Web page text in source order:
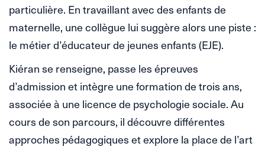
particulière. En travaillant avec des enfants de
maternelle, une collègue lui suggère alors une piste :
le métier d’éducateur de jeunes enfants (EJE).
Kiéran se renseigne, passe les épreuves
d’admission et intègre une formation de trois ans,
associée à une licence de psychologie sociale. Au
cours de son parcours, il découvre différentes
approches pédagogiques et explore la place de l’art